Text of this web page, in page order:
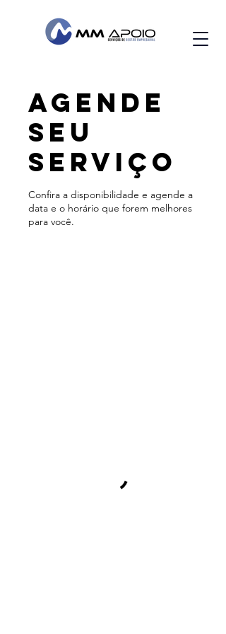
Agende
seu
serviço
Confira a disponibilidade e agende a
data e o horário que forem melhores
para você.